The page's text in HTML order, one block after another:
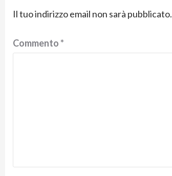
Il tuo indirizzo email non sarà pubblicato.
Commento*